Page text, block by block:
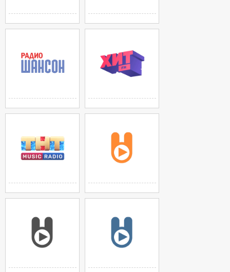
ЮМОР FM
МОСКВА 88,7 FM
Ретро FM
МОСКВА 88,3 FM
Радио Шансон
МОСКВА 103,0 FM
РАДИО ХИТ FM
МОСКВА 107,4 FM
ТНТ MUSIC
МОСКВА
ЗАЙЦЕВ FM: POP
МОСКВА